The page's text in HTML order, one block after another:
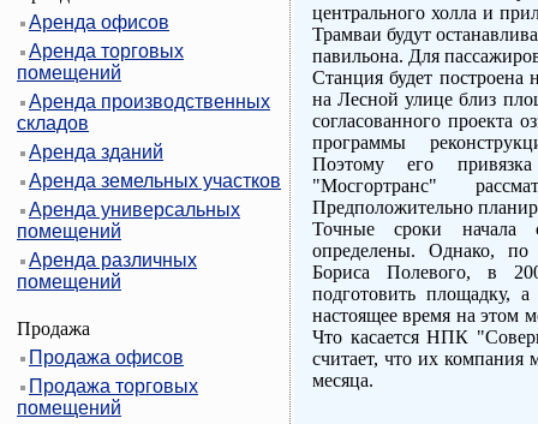
Аренда офисов
Аренда торговых
помещений
Аренда производственных
складов
Аренда зданий
Аренда земельных участков
Аренда универсальных
помещений
Аренда различных
помещений
Продажа
Продажа офисов
Продажа торговых
помещений
центрального холла и
Трамваи будут
павильона. Для
Станция будет построена
на Лесной улице близ
согласованного проекта
программы
Поэтому его
"Мосгортранс"
Предположительно
Точные сроки начала
определены. Однако, по
Бориса Полевого, в
подготовить площадку,
настоящее время на этом
Что касается НПК
считает, что их компания
месяца.